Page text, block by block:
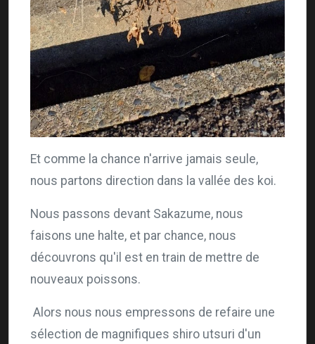
Et comme la chance n'arrive jamais seule,
nous partons direction dans la vallée des koi.
Nous passons devant Sakazume, nous
faisons une halte, et par chance, nous
découvrons qu'il est en train de mettre de
nouveaux poissons.
Alors nous nous empressons de refaire une
sélection de magnifiques shiro utsuri d'un